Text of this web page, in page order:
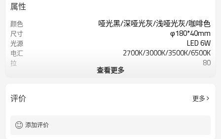
属性
颜色 哑光黑/深哑光灰/浅哑光灰/咖啡色
尺寸 φ180*40mm
光源 LED 6W
电汇 2700K/3000K/3500K/6500K
拉 80
输入电压
电源供应商 Meawell/Moso/完成/Ledfriend/
查看更多
评价 更多
添加评价